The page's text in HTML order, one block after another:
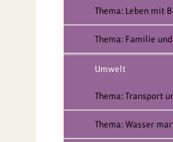
Thema: Leben mit
Thema: Familie
Umwelt
Thema: Transport
Thema: Wasser